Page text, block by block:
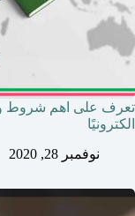
تعرف على اهم شروط و
الكترونيًا
نوفمبر 28, 2020